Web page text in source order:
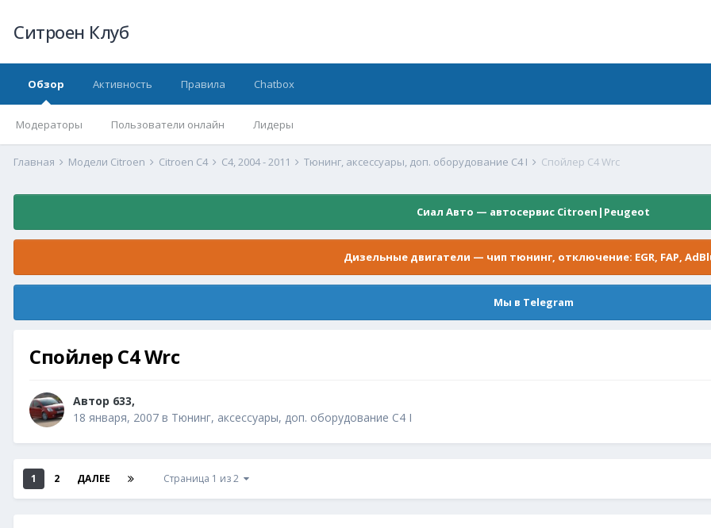
Ситроен Клуб
Обзор
Модераторы Пользователи онлайн Лидеры
Активность Правила Chatbox
Главная Модели Citroen Citroen C4 С4, 2004 - 2011 Тюнинг, аксессуары, доп. оборудование C4 I Спойлер C4 Wrc
Сиал Авто — автосервис Citroen|Peugeot
Дизельные двигатели — чип тюнинг, отключение: EGR, FAP,
Мы в Telegram
Спойлер C4 Wrc
Автор 633,
18 января, 2007 в Тюнинг, аксессуары, доп. оборудование C4 I
1 2 ДАЛЕЕ Страница 1 из 2